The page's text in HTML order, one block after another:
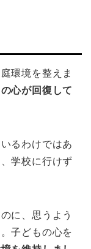
環境を整えま
心が回復して
るわけではあ
学校に行けず
に、思うよう
子どもの心を